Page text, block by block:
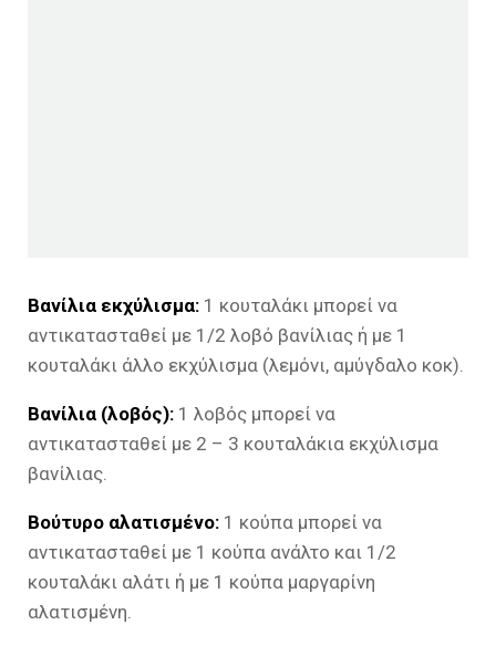
Βανίλια εκχύλισμα: 1 κουταλάκι μπορεί να
αντικατασταθεί με 1/2 λοβό βανίλιας ή με 1
κουταλάκι άλλο εκχύλισμα (λεμόνι, αμύγδαλο κοκ).
Βανίλια (λοβός): 1 λοβός μπορεί να
αντικατασταθεί με 2 – 3 κουταλάκια εκχύλισμα
βανίλιας.
Βούτυρο αλατισμένο: 1 κούπα μπορεί να
αντικατασταθεί με 1 κούπα ανάλτο και 1/2
κουταλάκι αλάτι ή με 1 κούπα μαργαρίνη
αλατισμένη.